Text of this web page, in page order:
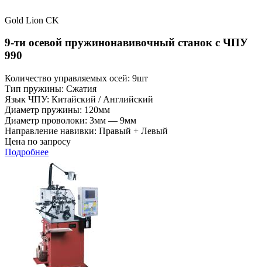
Gold Lion CK
9-ти осевой пружинонавивочный станок с ЧПУ
990
Количество управляемых осей: 9шт
Тип пружины: Сжатия
Язык ЧПУ: Китайский / Английский
Диаметр пружины: 120мм
Диаметр проволоки: 3мм — 9мм
Направление навивки: Правый + Левый
Цена по запросу
Подробнее